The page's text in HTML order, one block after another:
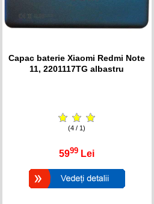
Capac baterie Xiaomi Redmi Note
11, 2201117TG albastru
(4 / 1)
5999 Lei